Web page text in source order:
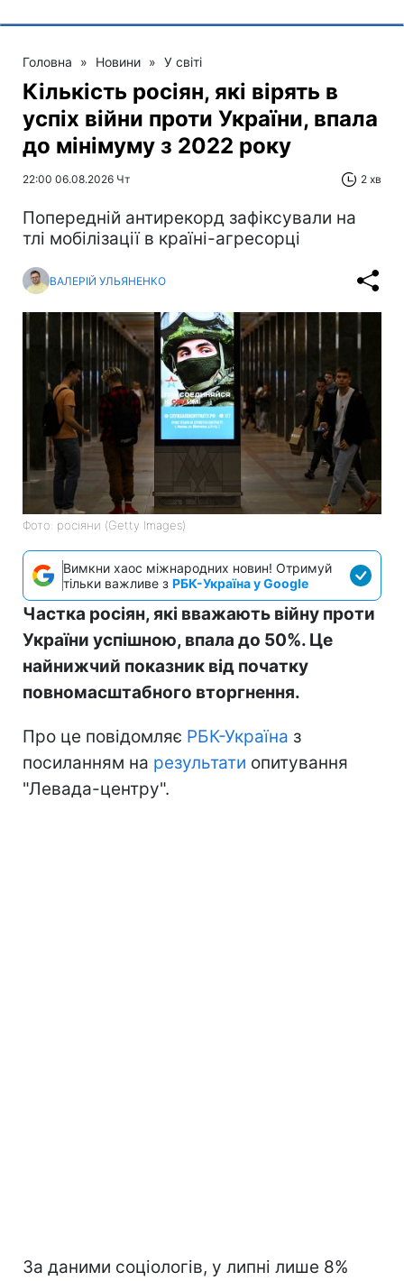
Головна » Новини » У світі
Кількість росіян, які вірять в
успіх війни проти України, впала
до мінімуму з 2022 року
22:00 06.08.2026 Чт 2 хв
Попередній антирекорд зафіксували на
тлі мобілізації в країні-агресорці
ВАЛЕРІЙ УЛЬЯНЕНКО
Фото: росіяни (Getty Images)
Вимкни хаос міжнародних новин! Отримуй
тільки важливе з РБК-Україна у Google
Частка росіян, які вважають війну проти
України успішною, впала до 50%. Це
найнижчий показник від початку
повномасштабного вторгнення.
Про це повідомляє РБК-Україна з
посиланням на результати опитування
"Левада-центру".
За даними соціологів, у липні лише 8%